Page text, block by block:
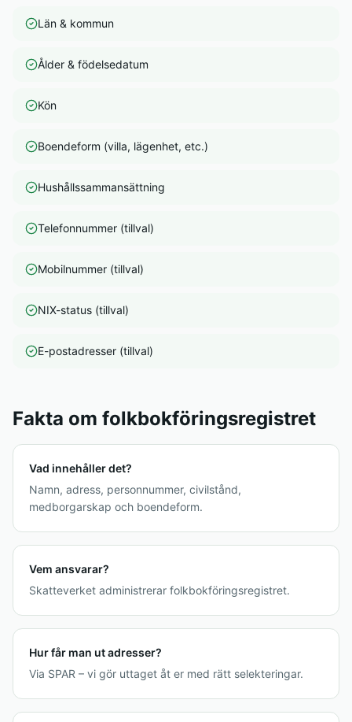
Län & kommun
Ålder & födelsedatum
Kön
Boendeform (villa, lägenhet, etc.)
Hushållssammansättning
Telefonnummer (tillval)
Mobilnummer (tillval)
NIX-status (tillval)
E-postadresser (tillval)
Fakta om folkbokföringsregistret
Vad innehåller det?
Namn, adress, personnummer, civilstånd,
medborgarskap och boendeform.
Vem ansvarar?
Skatteverket administrerar folkbokföringsregistret.
Hur får man ut adresser?
Via SPAR – vi gör uttaget åt er med rätt selekteringar.